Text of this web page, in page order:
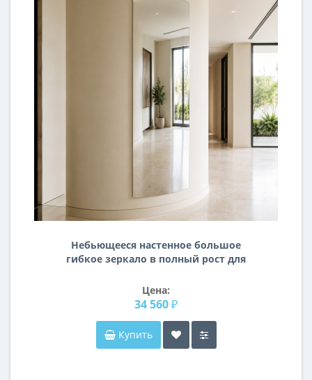
Небьющееся настенное большое
гибкое зеркало в полный рост для
Цена:
34 560 ₽
Купить